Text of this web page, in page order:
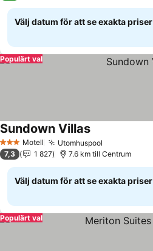
Välj datum för att se exakta priser
Populärt val
3 StjärnorMotell Utomhuspool
Sundown VillasSe priser
7,3 1 827 7.6 km till Centrum
Välj datum för att se exakta priser
Populärt val